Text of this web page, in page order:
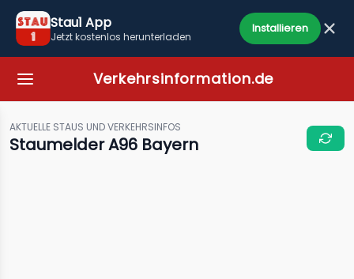
Stau1 App
Jetzt kostenlos herunterladen
Installieren
Verkehrsinformation.de
AKTUELLE STAUS UND VERKEHRSINFOS
Staumelder A96 Bayern